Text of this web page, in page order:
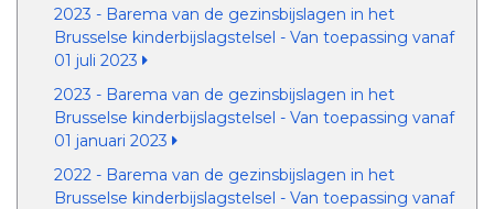
2023 - Barema van de gezinsbijslagen in het
Brusselse kinderbijslagstelsel - Van toepassing vanaf
01 juli 2023
2023 - Barema van de gezinsbijslagen in het
Brusselse kinderbijslagstelsel - Van toepassing vanaf
01 januari 2023
2022 - Barema van de gezinsbijslagen in het
Brusselse kinderbijslagstelsel - Van toepassing vanaf